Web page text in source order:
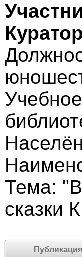
Тема:
сказки
Публикация